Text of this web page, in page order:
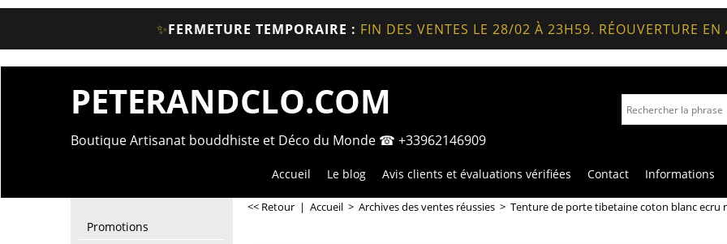
✨FERMETURE TEMPORAIRE : FIN DES VENTES LE 28/02 À 23H59. RÉOUVERTURE
PETERANDCLO.COM
Boutique Artisanat bouddhiste et Déco du Monde ☎ +33962146909
Accueil Le blog Avis clients et évaluations vérifiées Contact Informations
Promotions
<< Retour | Accueil > Archives des ventes réussies > Tenture de porte tibetaine coton blanc ecru